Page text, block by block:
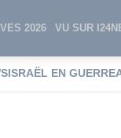
2026 VU SUR
ISRAËL EN GUERRE